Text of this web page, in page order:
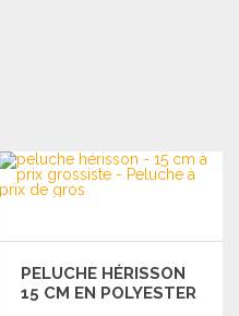
PELUCHE HÉRISSON
15 CM EN POLYESTER